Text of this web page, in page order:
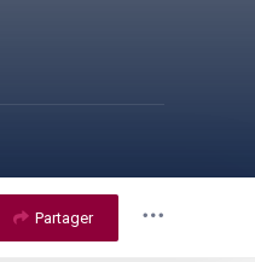
Partager